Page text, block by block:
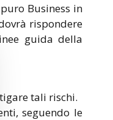
Business in
rispondere
guida della
tali rischi.
seguendo le